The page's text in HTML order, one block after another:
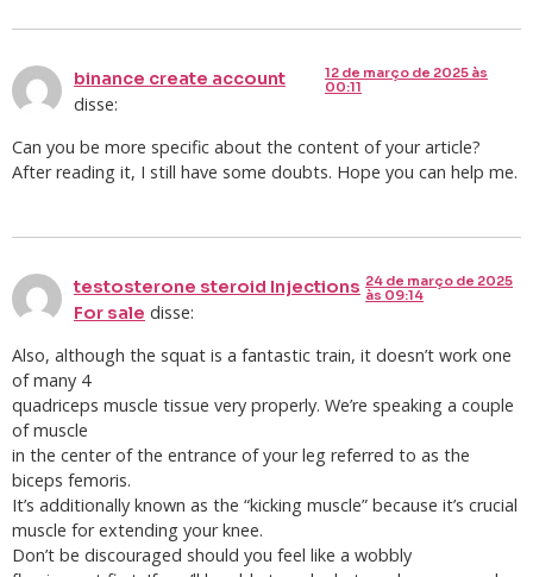
binance create account
disse:
12 de março de 2025 às
00:11
Can you be more specific about the content of your article?
After reading it, I still have some doubts. Hope you can help me.
testosterone steroid Injections
For sale disse:
24 de março de 2025
às 09:14
Also, although the squat is a fantastic train, it doesn’t work one
of many 4
quadriceps muscle tissue very properly. We’re speaking a couple
of muscle
in the center of the entrance of your leg referred to as the
biceps femoris.
It’s additionally known as the “kicking muscle” because it’s crucial
muscle for extending your knee.
Don’t be discouraged should you feel like a wobbly